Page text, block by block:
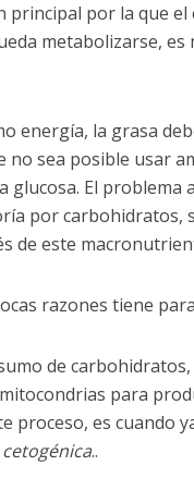
por la que
metabolizarse, es
energía, la grasa
sea posible usar
El problema
por
de este
razones tiene
de
para
es cuando
..